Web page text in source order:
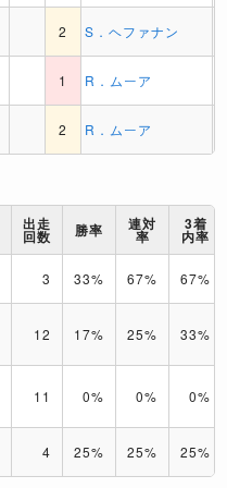
2 S．ヘファナン
1 R．ムーア
2 R．ムーア
出走
回数 勝率 連対
率
3着
内率
3 33% 67% 67%
12 17% 25% 33%
11 0% 0% 0%
4 25% 25% 25%